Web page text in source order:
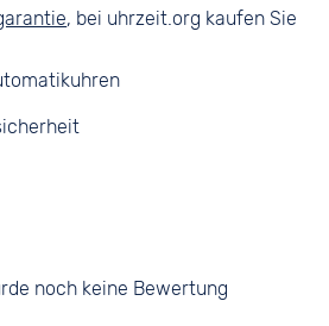
, bei uhrzeit.org kaufen Sie
noch keine Bewertung